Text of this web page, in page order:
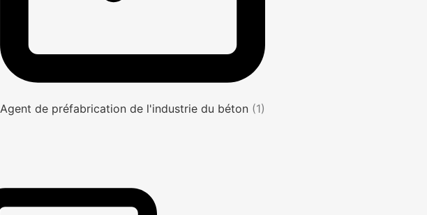
Agent de préfabrication de l'industrie du béton (1)